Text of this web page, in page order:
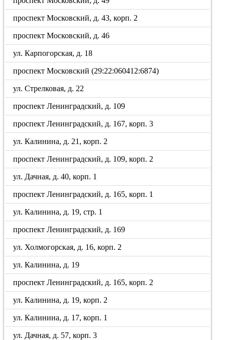
проспект Московский, д. 43, корп. 2
проспект Московский, д. 46
ул. Карпогорская, д. 18
проспект Московский (29:22:060412:6874)
ул. Стрелковая, д. 22
проспект Ленинградский, д. 109
проспект Ленинградский, д. 167, корп. 3
ул. Калинина, д. 21, корп. 2
проспект Ленинградский, д. 109, корп. 2
ул. Дачная, д. 40, корп. 1
проспект Ленинградский, д. 165, корп. 1
ул. Калинина, д. 19, стр. 1
проспект Ленинградский, д. 169
ул. Холмогорская, д. 16, корп. 2
ул. Калинина, д. 19
проспект Ленинградский, д. 165, корп. 2
ул. Калинина, д. 19, корп. 2
ул. Калинина, д. 17, корп. 1
ул. Дачная, д. 57, корп. 3